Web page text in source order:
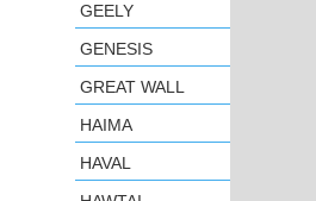
GEELY
GENESIS
GREAT WALL
HAIMA
HAVAL